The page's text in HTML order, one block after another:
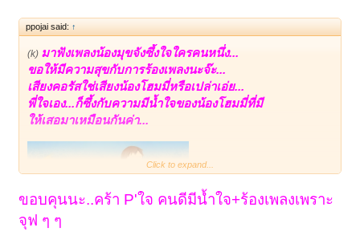
ppojai said: ↑
(k) มาฟังเพลงน้องมุขจังซึ้งใจใครคนหนึ่ง...
ขอให้มีความสุขกับการร้องเพลงนะจ๊ะ...
เสียงคอรัสใช่เสียงน้องโฮมมี่หรือเปล่าเอ่ย...
พี่ใจเอง...ก็ซึ้งกับความมีน้ำใจของน้องโฮมมี่ที่มี
ให้เสอมาเหมือนกันค่า...
Click to expand...
ขอบคุนนะ..คร้า P'ใจ คนดีมีน้ำใจ+ร้องเพลงเพราะ
จุฟ ๆ ๆ